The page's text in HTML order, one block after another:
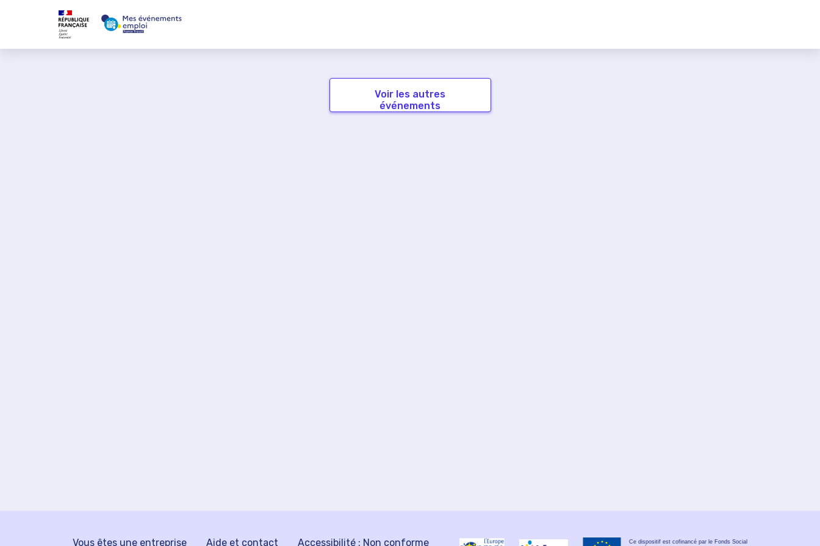
Voir les autres
événements
Vous êtes une entreprise Aide et contact Accessibilité : Non conforme
Ce dispositif est cofinancé par le Fonds Social